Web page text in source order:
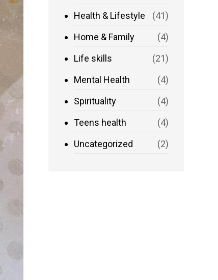
Health & Lifestyle
(41)
Home & Family
(4)
Life skills
(21)
Mental Health
(4)
Spirituality
(4)
Teens health
(4)
Uncategorized
(2)